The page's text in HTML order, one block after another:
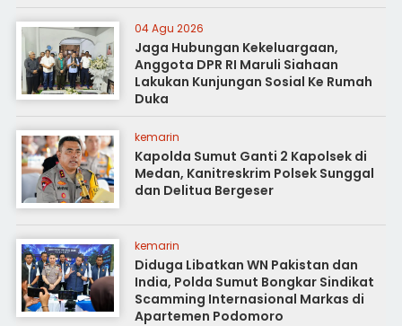
04 Agu 2026
Jaga Hubungan Kekeluargaan,
Anggota DPR RI Maruli Siahaan
Lakukan Kunjungan Sosial Ke Rumah
Duka
kemarin
Kapolda Sumut Ganti 2 Kapolsek di
Medan, Kanitreskrim Polsek Sunggal
dan Delitua Bergeser
kemarin
Diduga Libatkan WN Pakistan dan
India, Polda Sumut Bongkar Sindikat
Scamming Internasional Markas di
Apartemen Podomoro